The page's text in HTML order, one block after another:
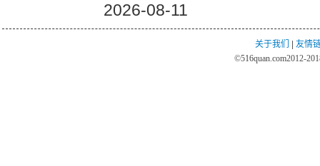
2026-08-11
关于我们
友情
©516quan.com2012-